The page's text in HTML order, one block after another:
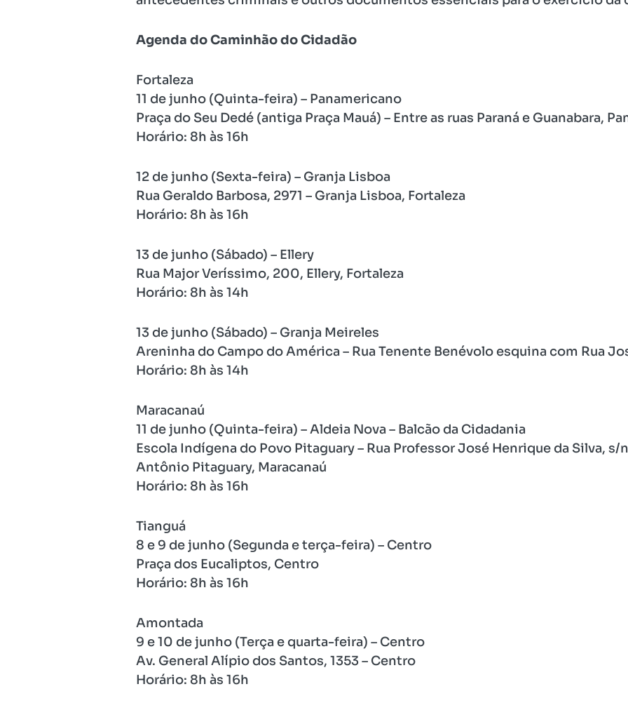
Agenda do Caminhão do Cidadão
Fortaleza
11 de junho (Quinta-feira) – Panamericano
Praça do Seu Dedé (antiga Praça Mauá) – Entre as ruas Paraná e Guanabara,
Horário: 8h às 16h
12 de junho (Sexta-feira) – Granja Lisboa
Rua Geraldo Barbosa, 2971 – Granja Lisboa, Fortaleza
Horário: 8h às 16h
13 de junho (Sábado) – Ellery
Rua Major Veríssimo, 200, Ellery, Fortaleza
Horário: 8h às 14h
13 de junho (Sábado) – Granja Meireles
Areninha do Campo do América – Rua Tenente Benévolo esquina com Rua
Horário: 8h às 14h
Maracanaú
11 de junho (Quinta-feira) – Aldeia Nova – Balcão da Cidadania
Escola Indígena do Povo Pitaguary – Rua Professor José Henrique da Silva, s/
Antônio Pitaguary, Maracanaú
Horário: 8h às 16h
Tianguá
8 e 9 de junho (Segunda e terça-feira) – Centro
Praça dos Eucaliptos, Centro
Horário: 8h às 16h
Amontada
9 e 10 de junho (Terça e quarta-feira) – Centro
Av. General Alípio dos Santos, 1353 – Centro
Horário: 8h às 16h